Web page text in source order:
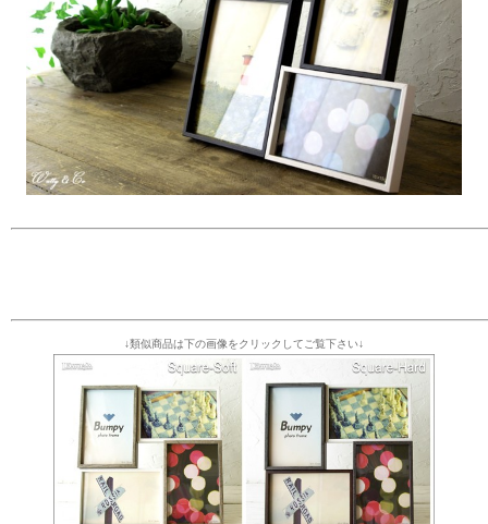
↓類似商品は下の画像をクリックしてご覧下さい↓